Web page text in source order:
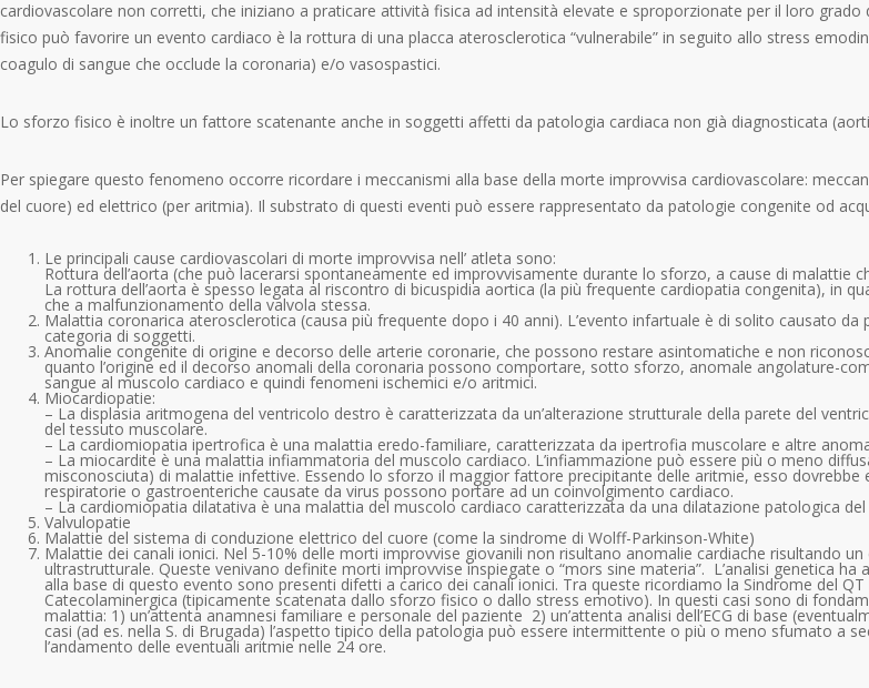
cardiovascolare non corretti, che iniziano a praticare attività fisica ad intensità elevate e sproporzionate per il loro
fisico può favorire un evento cardiaco è la rottura di una placca aterosclerotica “vulnerabile” in seguito allo stress
coagulo di sangue che occlude la coronaria) e/o vasospastici.
Lo sforzo fisico è inoltre un fattore scatenante anche in soggetti affetti da patologia cardiaca non già diagnosticata
Per spiegare questo fenomeno occorre ricordare i meccanismi alla base della morte improvvisa cardiovascolare:
del cuore) ed elettrico (per aritmia). Il substrato di questi eventi può essere rappresentato da patologie congenite od
Le principali cause cardiovascolari di morte improvvisa nell’ atleta sono:
Rottura dell’aorta (che può lacerarsi spontaneamente ed improvvisamente durante lo sforzo, a cause di malattie
La rottura dell’aorta è spesso legata al riscontro di bicuspidia aortica (la più frequente cardiopatia congenita), in
che a malfunzionamento della valvola stessa.
Malattia coronarica aterosclerotica (causa più frequente dopo i 40 anni). L’evento infartuale è di solito causato
categoria di soggetti.
Anomalie congenite di origine e decorso delle arterie coronarie, che possono restare asintomatiche e non
quanto l’origine ed il decorso anomali della coronaria possono comportare, sotto sforzo, anomale angolature-
sangue al muscolo cardiaco e quindi fenomeni ischemici e/o aritmici.
Miocardiopatie:
– La displasia aritmogena del ventricolo destro è caratterizzata da un’alterazione strutturale della parete del
del tessuto muscolare.
– La cardiomiopatia ipertrofica è una malattia eredo-familiare, caratterizzata da ipertrofia muscolare e altre
– La miocardite è una malattia infiammatoria del muscolo cardiaco. L’infiammazione può essere più o meno
misconosciuta) di malattie infettive. Essendo lo sforzo il maggior fattore precipitante delle aritmie, esso
respiratorie o gastroenteriche causate da virus possono portare ad un coinvolgimento cardiaco.
– La cardiomiopatia dilatativa è una malattia del muscolo cardiaco caratterizzata da una dilatazione patologica
Valvulopatie
Malattie del sistema di conduzione elettrico del cuore (come la sindrome di Wolff-Parkinson-White)
Malattie dei canali ionici. Nel 5-10% delle morti improvvise giovanili non risultano anomalie cardiache risultando
ultrastrutturale. Queste venivano definite morti improvvise inspiegate o “mors sine materia”. L’analisi genetica
alla base di questo evento sono presenti difetti a carico dei canali ionici. Tra queste ricordiamo la Sindrome del
Catecolaminergica (tipicamente scatenata dallo sforzo fisico o dallo stress emotivo). In questi casi sono di
malattia: 1) un’attenta anamnesi familiare e personale del paziente 2) un’attenta analisi dell’ECG di base
casi (ad es. nella S. di Brugada) l’aspetto tipico della patologia può essere intermittente o più o meno sfumato a
l’andamento delle eventuali aritmie nelle 24 ore.